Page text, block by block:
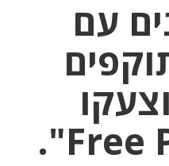
עם